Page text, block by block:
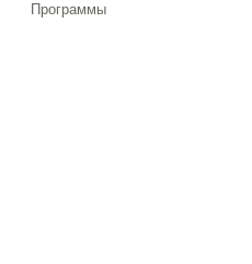
Программы